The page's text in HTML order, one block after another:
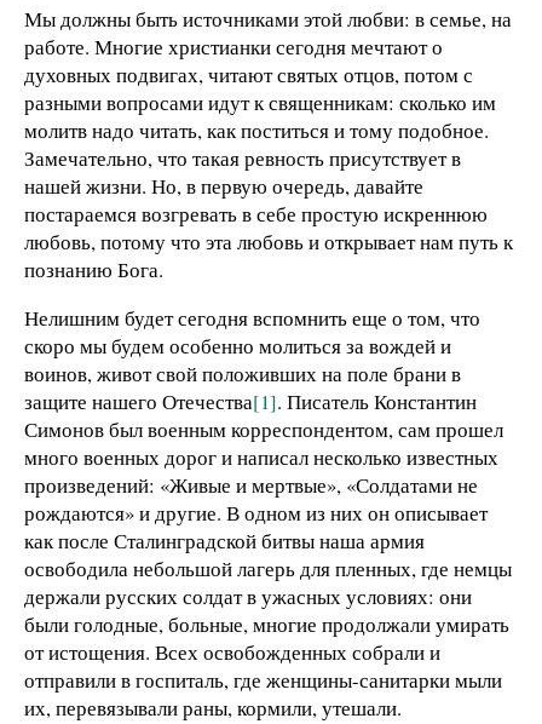
Мы должны быть источниками этой любви: в семье, на
работе. Многие христианки сегодня мечтают о
духовных подвигах, читают святых отцов, потом с
разными вопросами идут к священникам: сколько им
молитв надо читать, как поститься и тому подобное.
Замечательно, что такая ревность присутствует в
нашей жизни. Но, в первую очередь, давайте
постараемся возгревать в себе простую искреннюю
любовь, потому что эта любовь и открывает нам путь к
познанию Бога.
Нелишним будет сегодня вспомнить еще о том, что
скоро мы будем особенно молиться за вождей и
воинов, живот свой положивших на поле брани в
защите нашего Отечества[1]. Писатель Константин
Симонов был военным корреспондентом, сам прошел
много военных дорог и написал несколько известных
произведений: «Живые и мертвые», «Солдатами не
рождаются» и другие. В одном из них он описывает
как после Сталинградской битвы наша армия
освободила небольшой лагерь для пленных, где немцы
держали русских солдат в ужасных условиях: они
были голодные, больные, многие продолжали умирать
от истощения. Всех освобожденных собрали и
отправили в госпиталь, где женщины-санитарки мыли
их, перевязывали раны, кормили, утешали.